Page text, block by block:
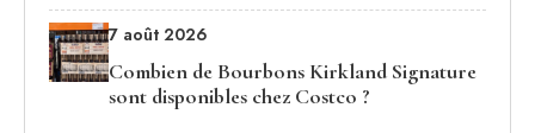
7 août 2026
Combien de Bourbons Kirkland Signature
sont disponibles chez Costco ?